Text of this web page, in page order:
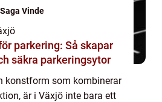
Saga Vinde
parkering: Så skapar
säkra parkeringsytor
konstform som kombinerar
är i Växjö inte bara ett